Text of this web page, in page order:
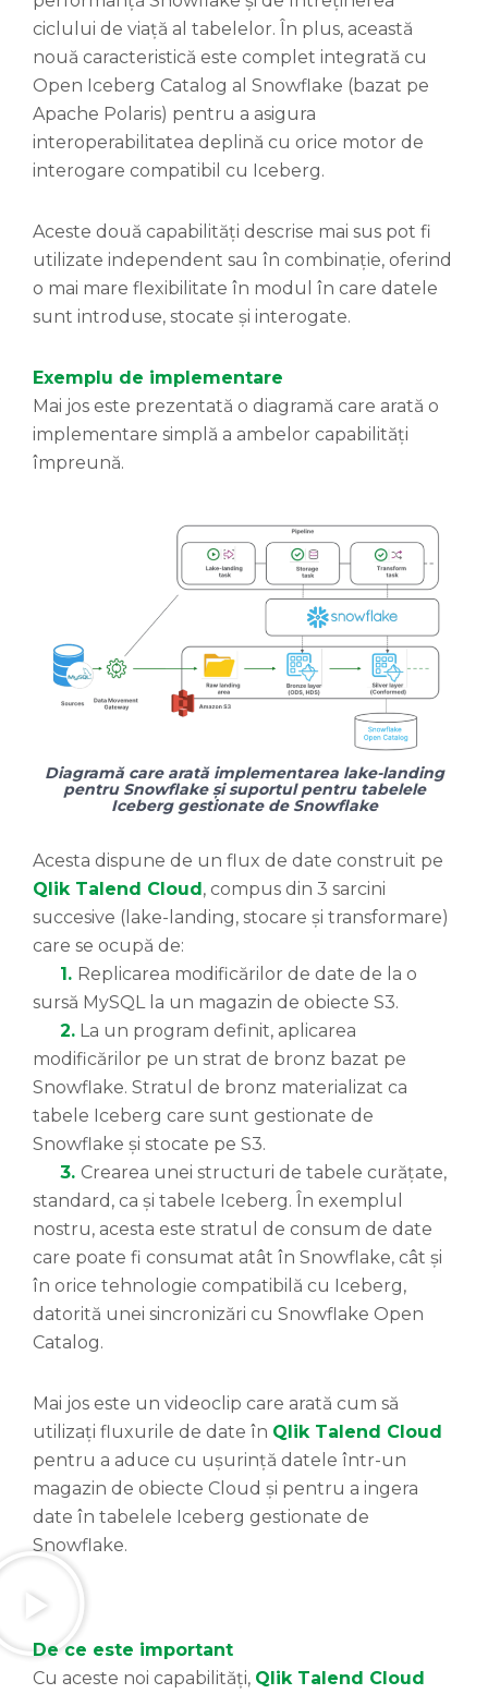
ciclului de viață al tabelelor. În plus, această
nouă caracteristică este complet integrată cu
Open Iceberg Catalog al Snowflake (bazat pe
Apache Polaris) pentru a asigura
interoperabilitatea deplină cu orice motor de
interogare compatibil cu Iceberg.
Aceste două capabilități descrise mai sus pot fi
utilizate independent sau în combinație, oferind
o mai mare flexibilitate în modul în care datele
sunt introduse, stocate și interogate.
Exemplu de implementare
Mai jos este prezentată o diagramă care arată o
implementare simplă a ambelor capabilități
împreună.
Diagramă care arată implementarea lake-landing
pentru Snowflake și suportul pentru tabelele
Iceberg gestionate de Snowflake
Acesta dispune de un flux de date construit pe
Qlik Talend Cloud, compus din 3 sarcini
succesive (lake-landing, stocare și transformare)
care se ocupă de:
1. Replicarea modificărilor de date de la o
sursă MySQL la un magazin de obiecte S3.
2. La un program definit, aplicarea
modificărilor pe un strat de bronz bazat pe
Snowflake. Stratul de bronz materializat ca
tabele Iceberg care sunt gestionate de
Snowflake și stocate pe S3.
3. Crearea unei structuri de tabele curățate,
standard, ca și tabele Iceberg. În exemplul
nostru, acesta este stratul de consum de date
care poate fi consumat atât în Snowflake, cât și
în orice tehnologie compatibilă cu Iceberg,
datorită unei sincronizări cu Snowflake Open
Catalog.
Mai jos este un videoclip care arată cum să
utilizați fluxurile de date în Qlik Talend Cloud
pentru a aduce cu ușurință datele într-un
magazin de obiecte Cloud și pentru a ingera
date în tabelele Iceberg gestionate de
Snowflake.
De ce este important
Cu aceste noi capabilități, Qlik Talend Cloud